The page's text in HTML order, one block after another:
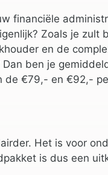
financiële
Zoals je zult
en de
ben je
de €79,- en €92,-
Het is voor
is dus een